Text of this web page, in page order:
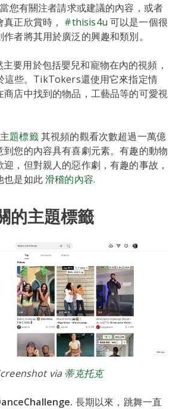
當您有關注者請求或建議的內容，或者
正欣賞時， #thisis4u 可以是一個很
者將其用於廣泛的興趣和類別。
主要用於包括嬰兒和寵物在內的視頻，
這些。TikTokers還使用它來指定情
商店中找到的物品，工藝品等的可愛視
題標籤其視頻的觀看次數超過一萬億
到您的內容具有喜劇元素。有趣的動物
，但對親人的惡作劇，有趣的事故，
也是如此滑稽的內容.
的主題標籤
via 蒂克托克
長期以來，跳舞一直